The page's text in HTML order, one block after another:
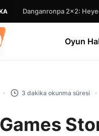
Oyun
3 dakika okunma süresi